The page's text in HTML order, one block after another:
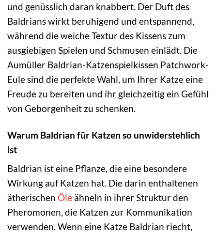
und genüsslich daran knabbert. Der Duft des
Baldrians wirkt beruhigend und entspannend,
während die weiche Textur des Kissens zum
ausgiebigen Spielen und Schmusen einlädt. Die
Aumüller Baldrian-Katzenspielkissen Patchwork-
Eule sind die perfekte Wahl, um Ihrer Katze eine
Freude zu bereiten und ihr gleichzeitig ein Gefühl
von Geborgenheit zu schenken.
Warum Baldrian für Katzen so unwiderstehlich
ist
Baldrian ist eine Pflanze, die eine besondere
Wirkung auf Katzen hat. Die darin enthaltenen
ätherischen Öle ähneln in ihrer Struktur den
Pheromonen, die Katzen zur Kommunikation
verwenden. Wenn eine Katze Baldrian riecht,